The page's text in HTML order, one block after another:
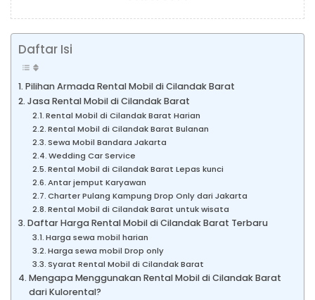
Daftar Isi
Pilihan Armada Rental Mobil di Cilandak Barat
Jasa Rental Mobil di Cilandak Barat
Rental Mobil di Cilandak Barat Harian
Rental Mobil di Cilandak Barat Bulanan
Sewa Mobil Bandara Jakarta
Wedding Car Service
Rental Mobil di Cilandak Barat Lepas kunci
Antar jemput Karyawan
Charter Pulang Kampung Drop Only dari Jakarta
Rental Mobil di Cilandak Barat untuk wisata
Daftar Harga Rental Mobil di Cilandak Barat Terbaru
Harga sewa mobil harian
Harga sewa mobil Drop only
Syarat Rental Mobil di Cilandak Barat
Mengapa Menggunakan Rental Mobil di Cilandak Barat
dari Kulorental?